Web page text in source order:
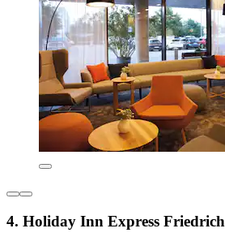
4. Holiday Inn Express